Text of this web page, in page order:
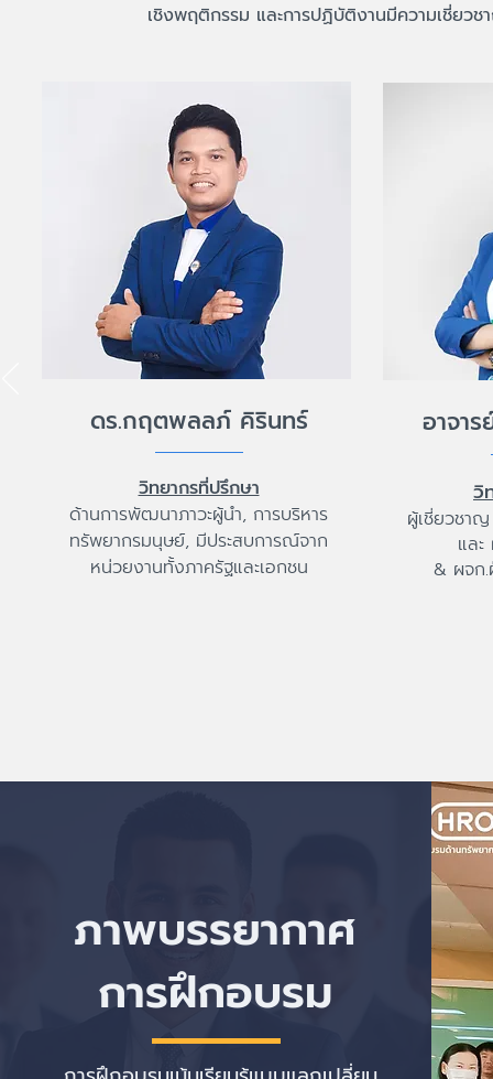
เชิงพฤติกรรม และการปฏิบัติงานมีความเชี่ยว
ดร.กฤตพลลภ์ คิรินทร์
วิทยากรที่ปรึกษา
ด้านการพัฒนาภาวะผู้นำ, การบริหาร
ทรัพยากรมนุษย์, มีประสบการณ์จาก
หน่วยงานทั้งภาครัฐและเอกชน
อาจา
วิ
ผู้เชี่ยวชา
แล
& ผจก
ภาพบรรยากาศ
การฝึกอบรม